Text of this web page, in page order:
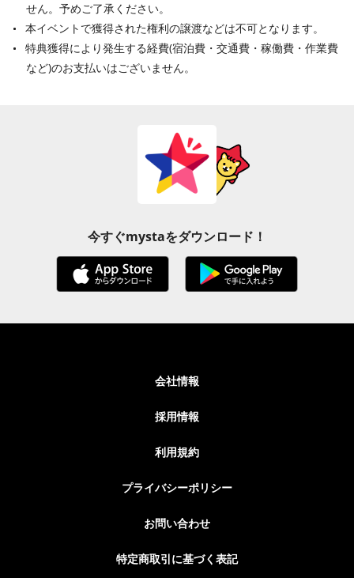
せん。予めご了承ください。
本イベントで獲得された権利の譲渡などは不可となります。
特典獲得により発生する経費(宿泊費・交通費・稼働費・作業費
など)のお支払いはございません。
今すぐmystaをダウンロード！
会社情報
採用情報
利用規約
プライバシーポリシー
お問い合わせ
特定商取引に基づく表記